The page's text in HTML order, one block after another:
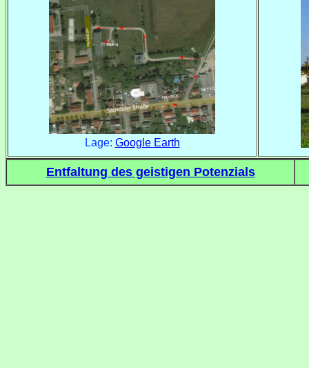
Lage: Google Earth
Entfaltung des geistigen Potenzials